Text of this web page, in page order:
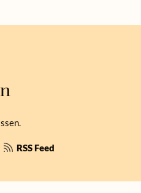
RSS Feed